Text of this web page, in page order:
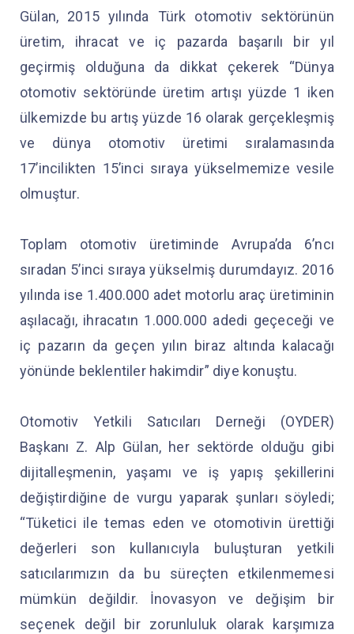
Gülan, 2015 yılında Türk otomotiv sektörünün
üretim, ihracat ve iç pazarda başarılı bir yıl
geçirmiş olduğuna da dikkat çekerek “Dünya
otomotiv sektöründe üretim artışı yüzde 1 iken
ülkemizde bu artış yüzde 16 olarak gerçekleşmiş
ve dünya otomotiv üretimi sıralamasında
17’incilikten 15’inci sıraya yükselmemize vesile
olmuştur.
Toplam otomotiv üretiminde Avrupa’da 6’ncı
sıradan 5’inci sıraya yükselmiş durumdayız. 2016
yılında ise 1.400.000 adet motorlu araç üretiminin
aşılacağı, ihracatın 1.000.000 adedi geçeceği ve
iç pazarın da geçen yılın biraz altında kalacağı
yönünde beklentiler hakimdir” diye konuştu.
Otomotiv Yetkili Satıcıları Derneği (OYDER)
Başkanı Z. Alp Gülan, her sektörde olduğu gibi
dijitalleşmenin, yaşamı ve iş yapış şekillerini
değiştirdiğine de vurgu yaparak şunları söyledi;
“Tüketici ile temas eden ve otomotivin ürettiği
değerleri son kullanıcıyla buluşturan yetkili
satıcılarımızın da bu süreçten etkilenmemesi
mümkün değildir. İnovasyon ve değişim bir
seçenek değil bir zorunluluk olarak karşımıza